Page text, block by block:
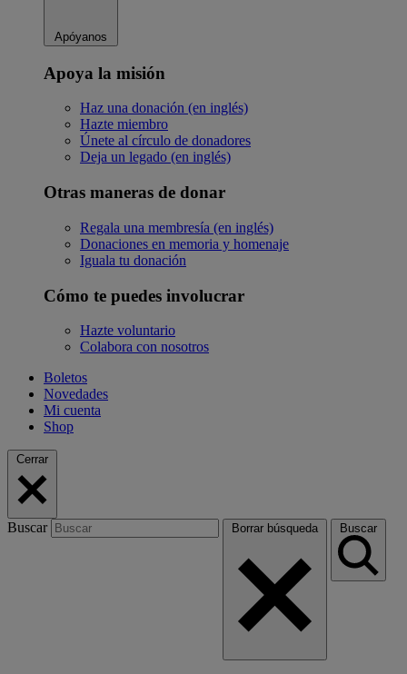
Apóyanos
Apoya la misión
Haz una donación (en inglés)
Hazte miembro
Únete al círculo de donadores
Deja un legado (en inglés)
Otras maneras de donar
Regala una membresía (en inglés)
Donaciones en memoria y homenaje
Iguala tu donación
Cómo te puedes involucrar
Hazte voluntario
Colabora con nosotros
Boletos
Novedades
Mi cuenta
Shop
Cerrar
Buscar Borrar búsqueda Buscar